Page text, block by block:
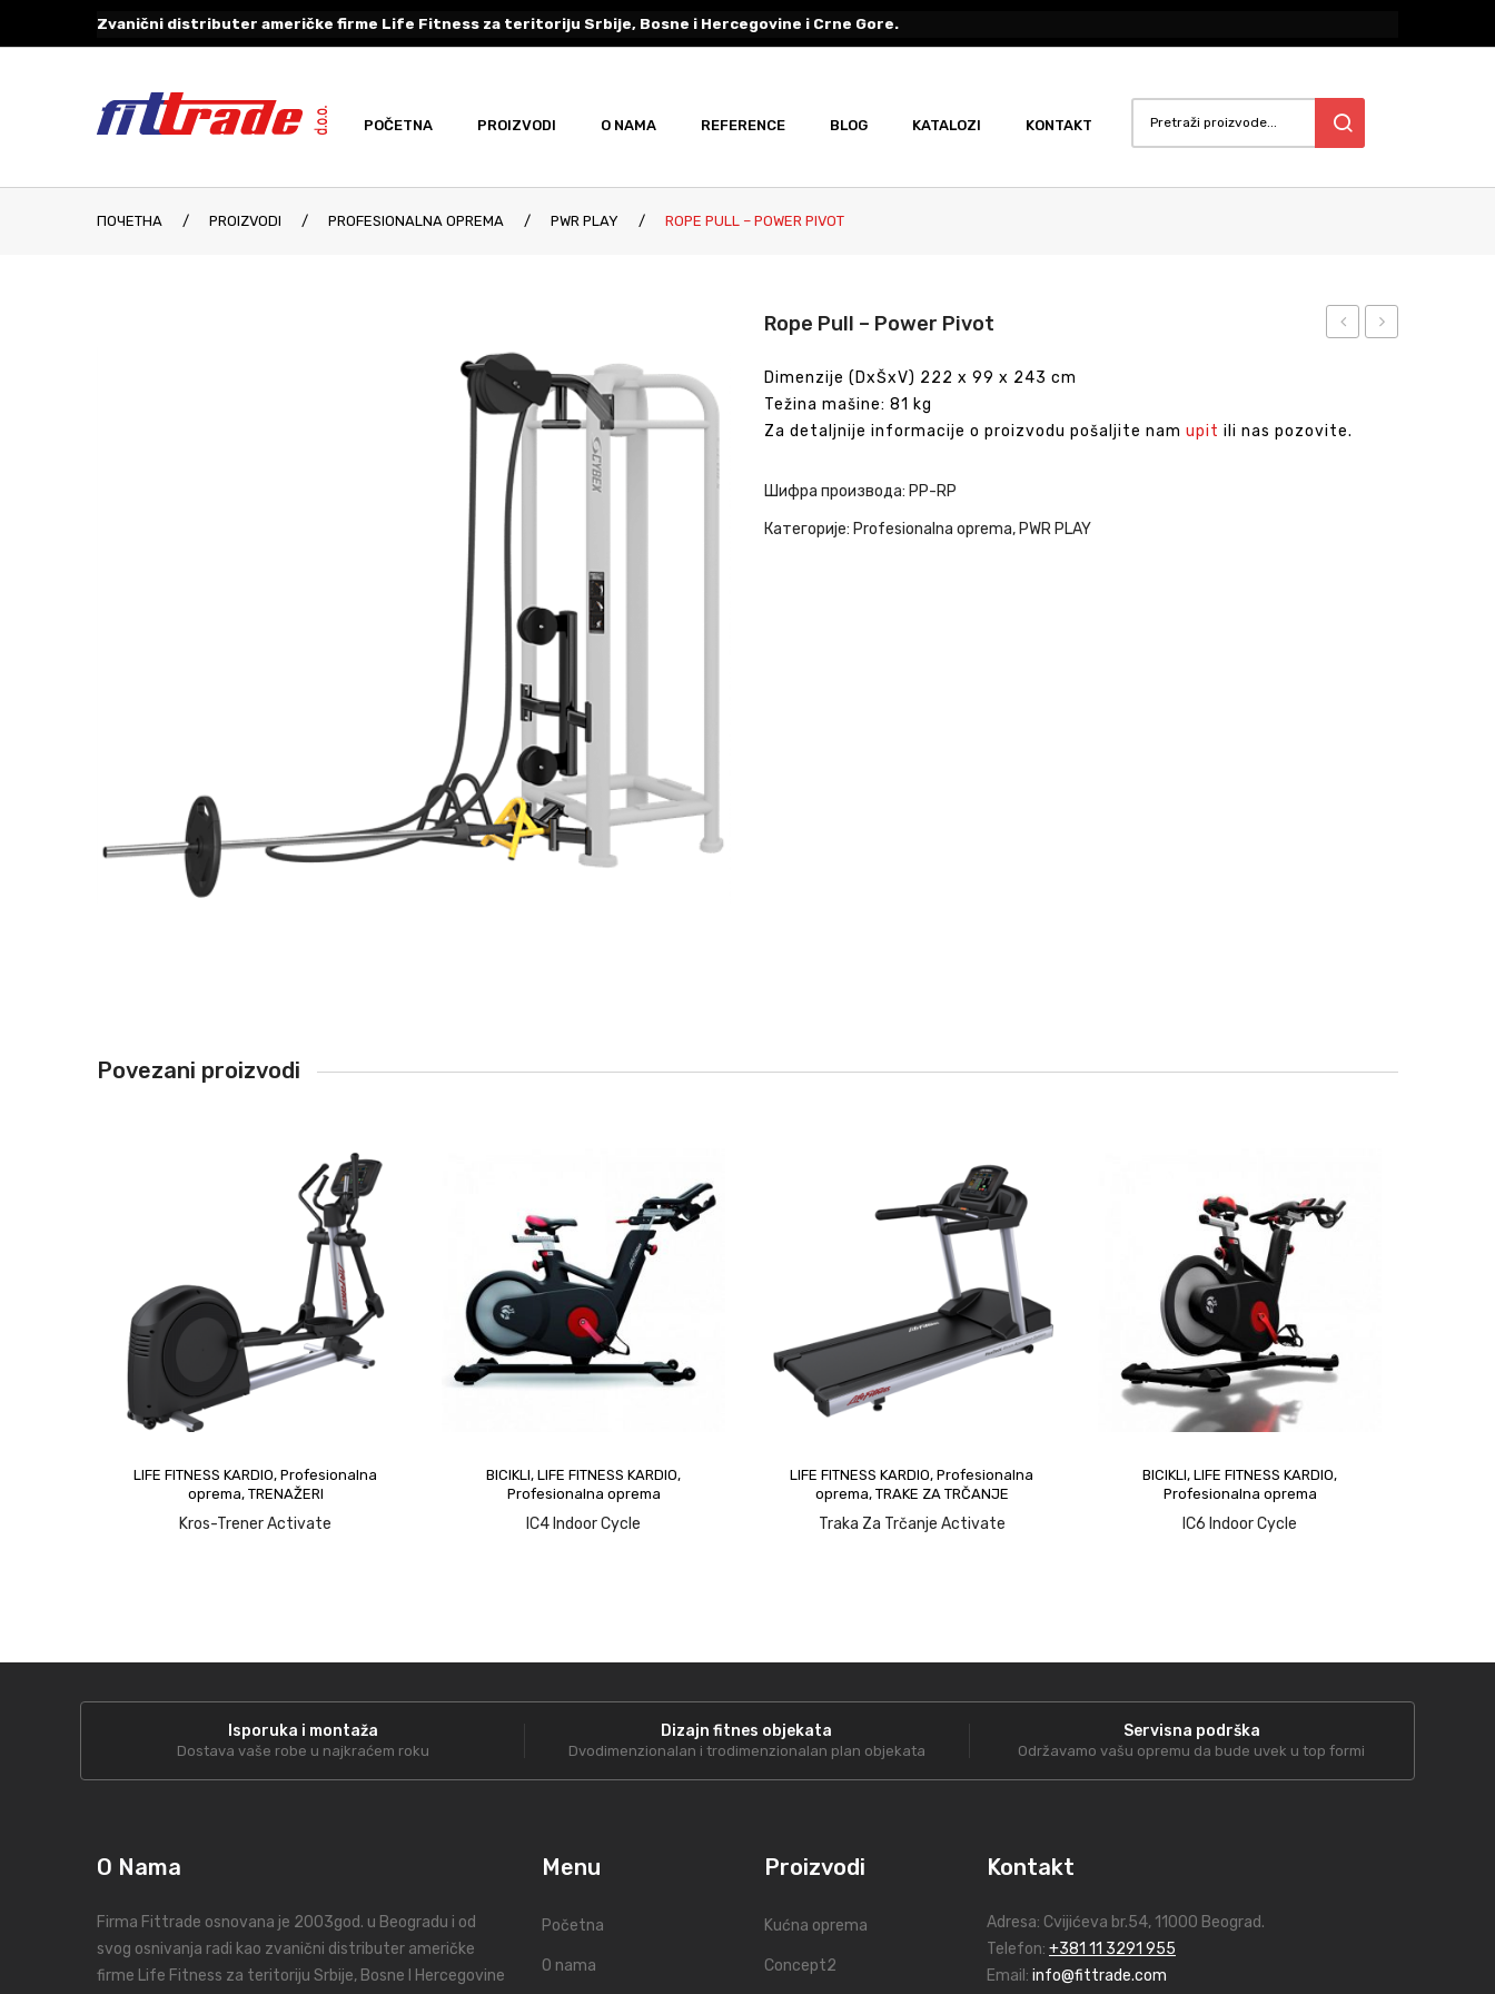
Zvanični distributer američke firme Life Fitness za teritoriju Srbije, Bosne i Hercegovine i Crne Gore.
POČETNA PROIZVODI O NAMA REFERENCE BLOG KATALOZI KONTAKT
ПОЧЕТНА / PROIZVODI / PROFESIONALNA OPREMA / PWR PLAY / ROPE PULL – POWER PIVOT
Rope Pull – Power Pivot
Dimenzije (DxŠxV) 222 x 99 x 243 cm
Težina mašine: 81 kg
Za detaljnije informacije o proizvodu pošaljite nam upit ili nas pozovite.
Шифра производа: PP-RP
Категорије: Profesionalna oprema, PWR PLAY
Povezani proizvodi
LIFE FITNESS KARDIO, Profesionalna
oprema, TRENAŽERI
Kros-Trener Activate
BICIKLI, LIFE FITNESS KARDIO,
Profesionalna oprema
IC4 Indoor Cycle
upit LIFE FITNESS KARDIO, Profesionalna
oprema, TRAKE ZA TRČANJE
Traka Za Trčanje Activate
BICIKLI, LIFE FITNESS KARDIO,
Profesionalna oprema
IC6 Indoor Cycle
Isporuka i montaža
Dostava vaše robe u najkraćem roku
Dizajn fitnes objekata
Dvodimenzionalan i trodimenzionalan plan objekata
Servisna podrška
Održavamo vašu opremu da bude uvek u top formi
O Nama
Firma Fittrade osnovana je 2003god. u Beogradu i od
svog osnivanja radi kao zvanični distributer američke
firme Life Fitness za teritoriju Srbije, Bosne I Hercegovine
Menu
Početna
O nama
Proizvodi
Kućna oprema
Concept2
Kontakt
Adresa: Cvijićeva br.54, 11000 Beograd.
Telefon: +381 11 3291 955
Email: info@fittrade.com